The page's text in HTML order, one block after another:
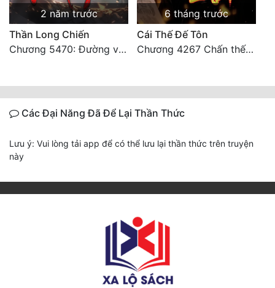
2 năm trước
Thần Long Chiến
Chương 5470: Đường về nhà! 【 Đại kết cục 】
6 tháng trước
Cái Thế Đế Tôn
Chương 4267 Chấn thế thiên quan (đại kết cục)
Các Đại Năng Đã Để Lại Thần Thức
Lưu ý: Vui lòng tải app để có thể lưu lại thần thức trên truyện
này